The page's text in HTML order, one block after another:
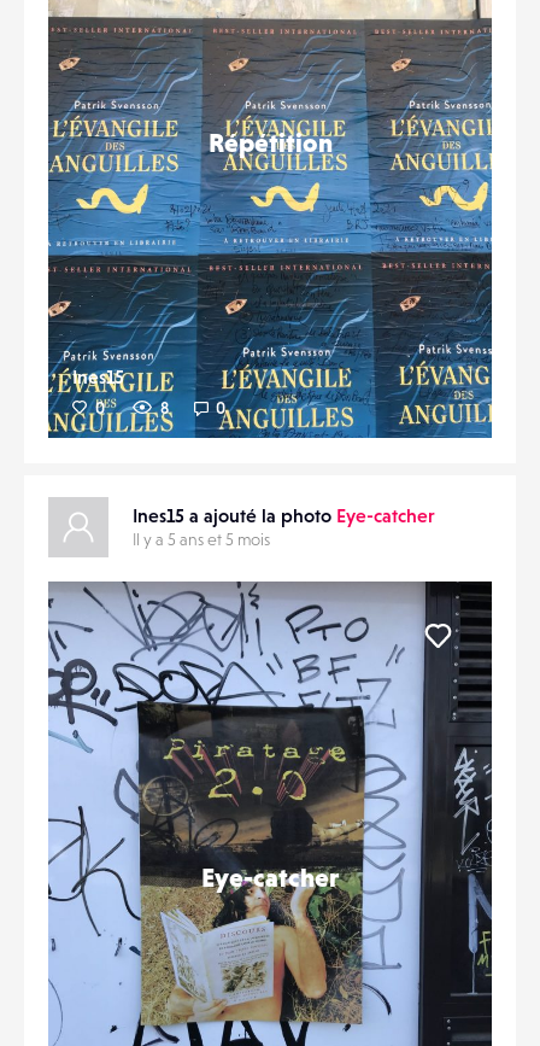
Répétition
Ines15
0 8 0
Ines15 a ajouté la photo Eye-catcher
Il y a 5 ans et 5 mois
Eye-catcher
Liker